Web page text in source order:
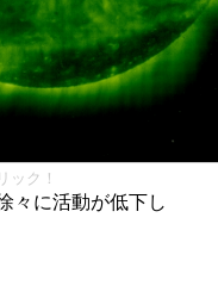
ック！
々に活動が低下し